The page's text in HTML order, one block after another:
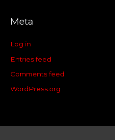
Meta
Log in
Entries feed
Comments feed
WordPress.org